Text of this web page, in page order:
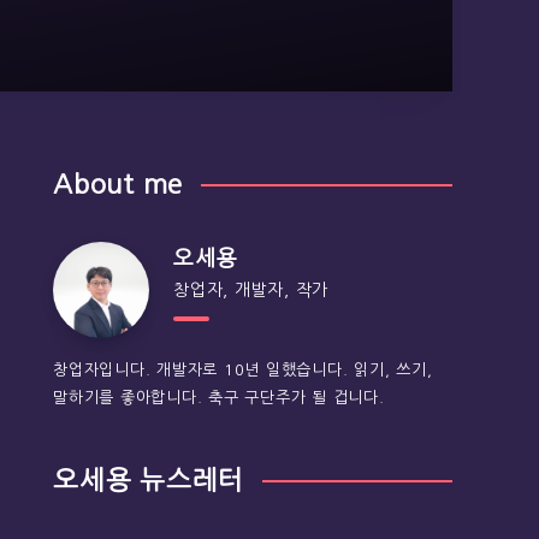
About me
오세용
창업자, 개발자, 작가
창업자입니다. 개발자로 10년 일했습니다. 읽기, 쓰기,
말하기를 좋아합니다. 축구 구단주가 될 겁니다.
오세용 뉴스레터